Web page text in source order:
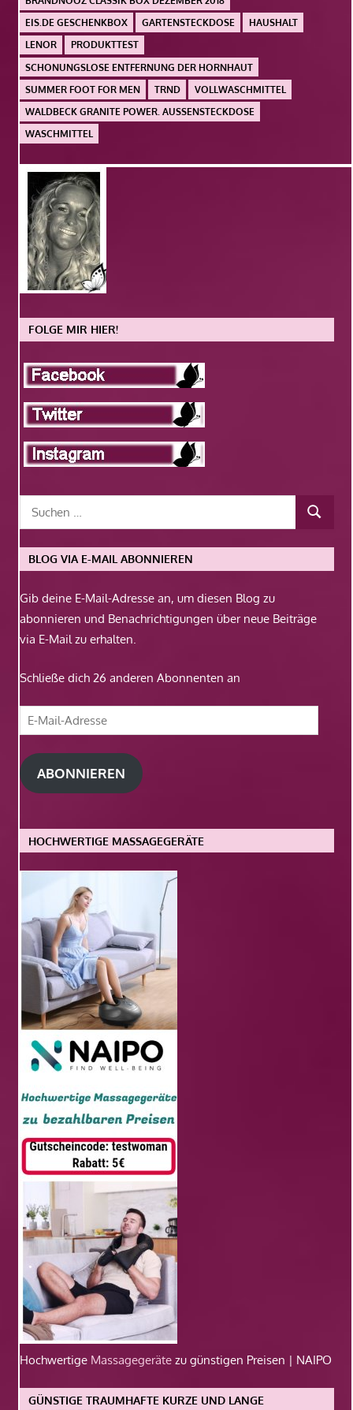
EIS.DE GESCHENKBOX
GARTENSTECKDOSE
HAUSHALT
LENOR
PRODUKTTEST
SCHONUNGSLOSE ENTFERNUNG DER HORNHAUT
SUMMER FOOT FOR MEN
TRND
VOLLWASCHMITTEL
WALDBECK GRANITE POWER. AUSSENSTECKDOSE
WASCHMITTEL
FOLGE MIR HIER!
BLOG VIA E-MAIL ABONNIEREN
Gib deine E-Mail-Adresse an, um diesen Blog zu
abonnieren und Benachrichtigungen über neue Beiträge
via E-Mail zu erhalten.
Schließe dich 26 anderen Abonnenten an
E-
Mail-
Adresse
ABONNIEREN
HOCHWERTIGE MASSAGEGERÄTE
Hochwertige Massagegeräte zu günstigen Preisen | NAIPO
GÜNSTIGE TRAUMHAFTE KURZE UND LANGE